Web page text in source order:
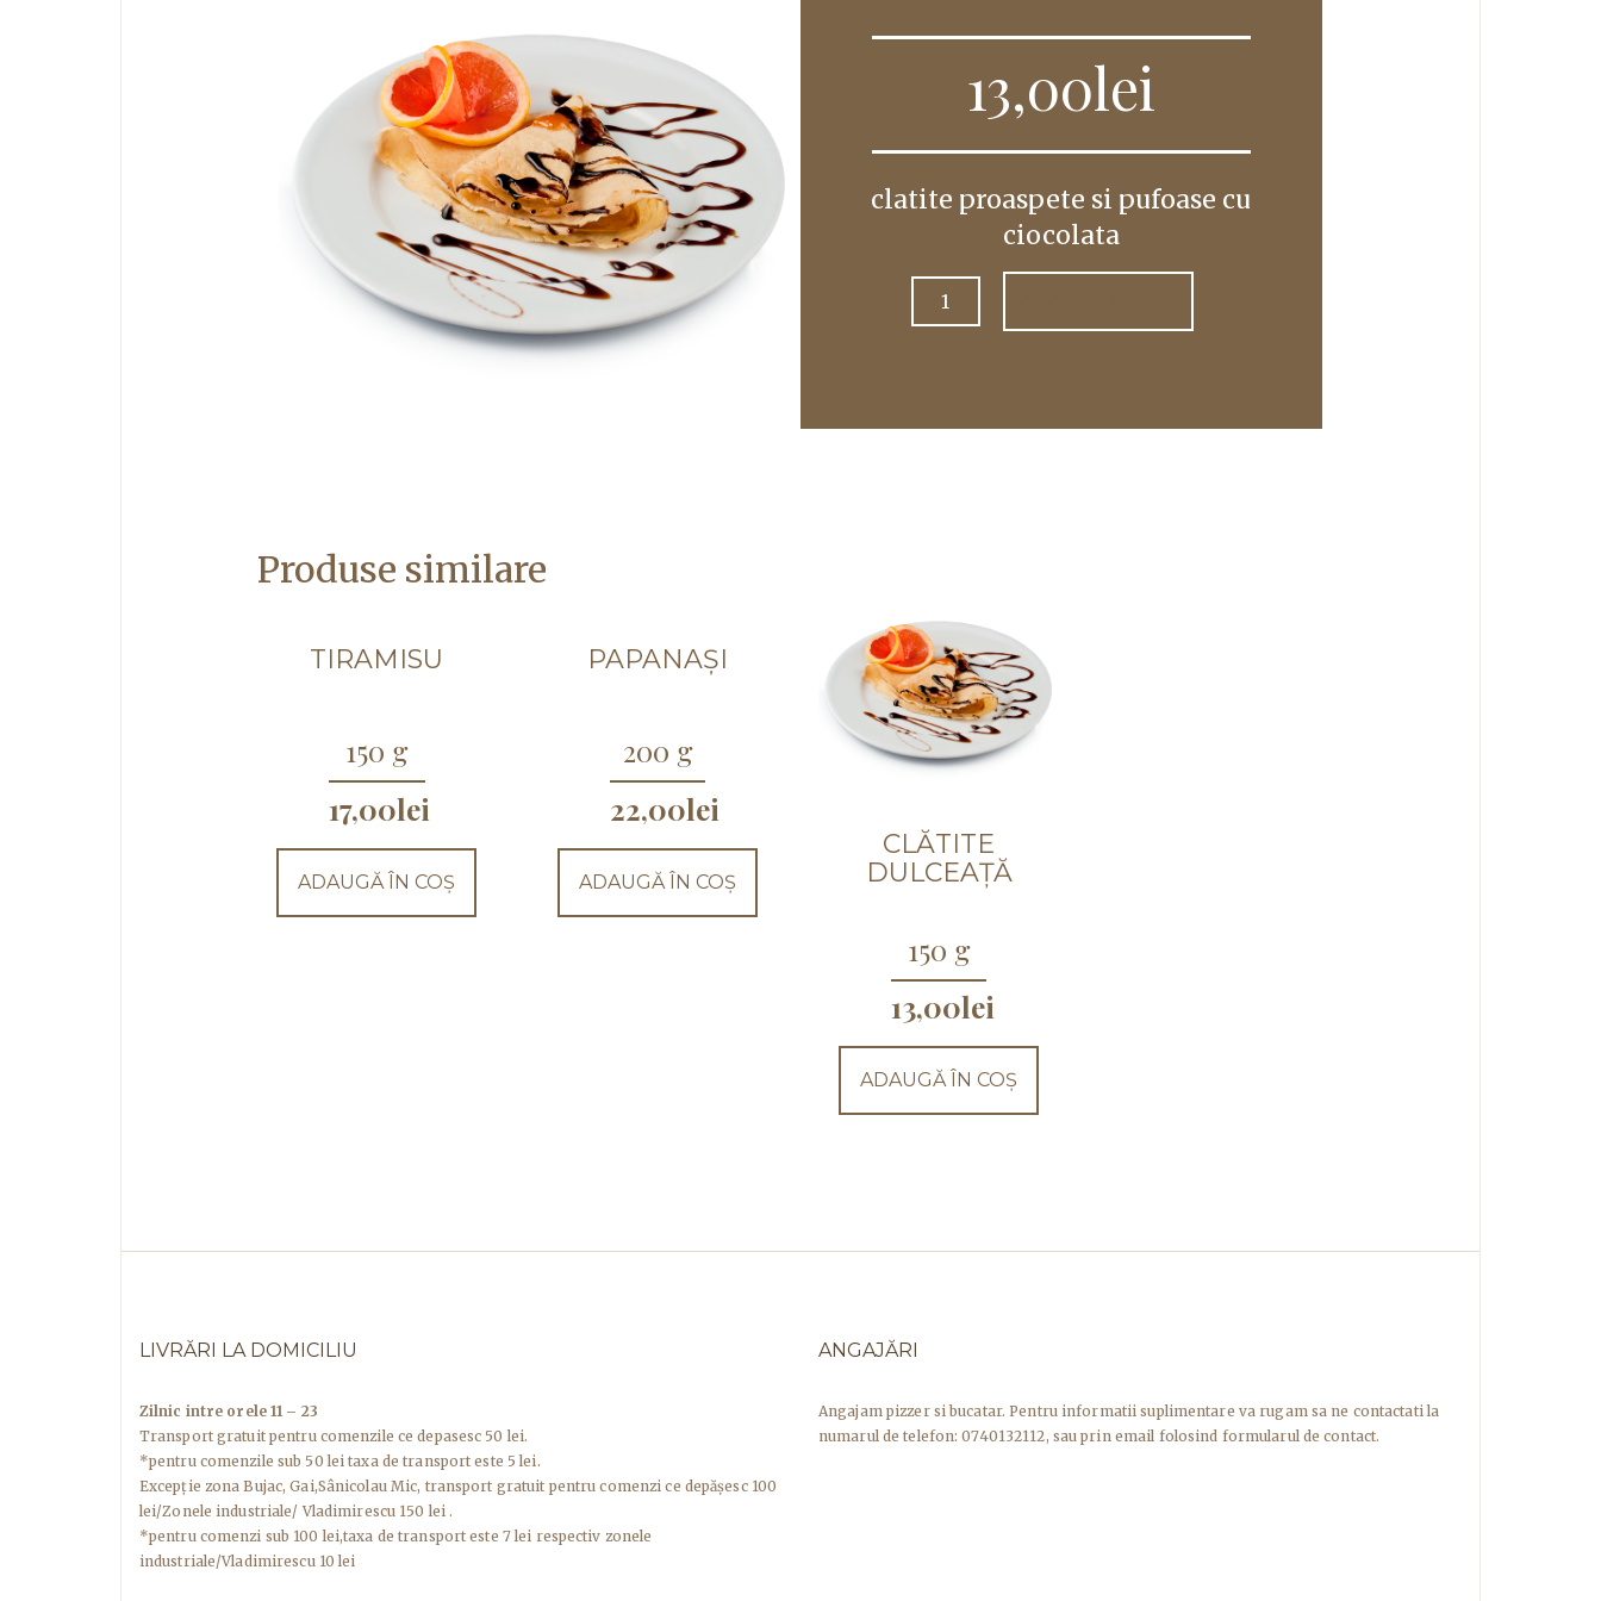
13,00lei
clatite proaspete si pufoase cu
ciocolata
Clătite
Produse similare
TIRAMISU
150 g
17,00lei
ADAUGĂ ÎN COȘ
PAPANAȘI
200 g
22,00lei
ADAUGĂ ÎN COȘ
CLĂTITE
DULCEAȚĂ
150 g
13,00lei
ADAUGĂ ÎN COȘ
LIVRĂRI LA DOMICILIU
Zilnic intre orele 11 – 23
Transport gratuit pentru comenzile ce depasesc 50 lei.
*pentru comenzile sub 50 lei taxa de transport este 5 lei.
Excepţie zona Bujac, Gai,Sânicolau Mic, transport gratuit pentru comenzi ce depășesc 100
lei/Zonele industriale/ Vladimirescu 150 lei .
*pentru comenzi sub 100 lei,taxa de transport este 7 lei respectiv zonele
industriale/Vladimirescu 10 lei
ANGAJĂRI
Angajam pizzer si bucatar. Pentru informatii suplimentare va rugam sa ne contactati la
numarul de telefon: 0740132112, sau prin email folosind formularul de contact.